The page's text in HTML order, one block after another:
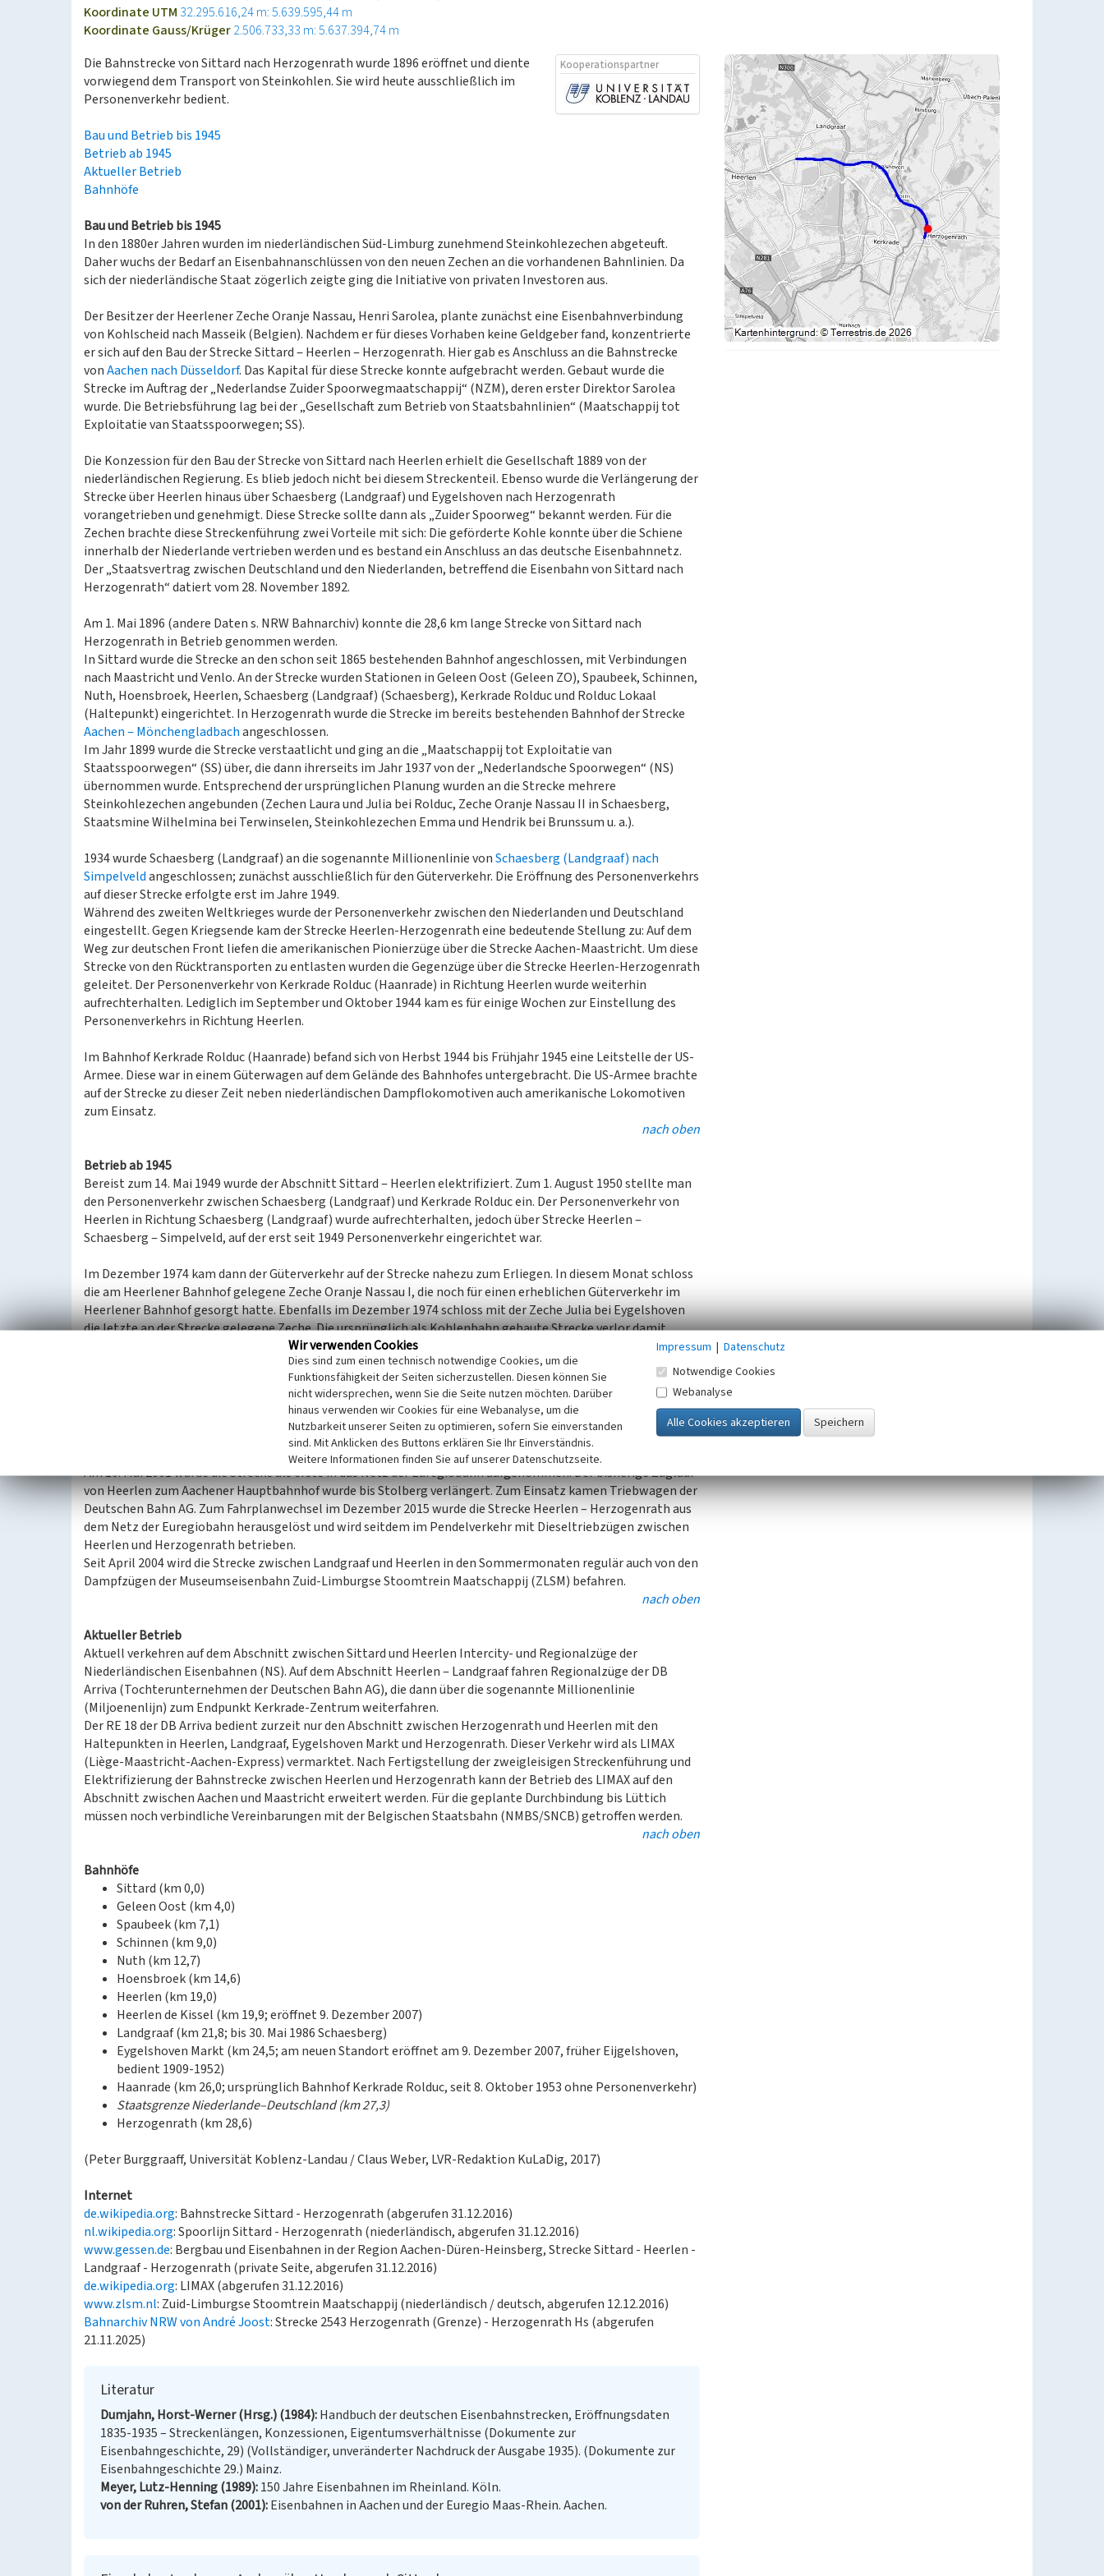
Koordinate UTM 32.295.616,24 m: 5.639.595,44 m
Koordinate Gauss/Krüger2.506.733,33 m: 5.637.394,74 m
Kooperationspartner
Die Bahnstrecke von Sittard nach Herzogenrath wurde 1896 eröffnet und diente
vorwiegend dem Transport von Steinkohlen. Sie wird heute ausschließlich im
Personenverkehr bedient.
Bau und Betrieb bis 1945
Betrieb ab 1945
Aktueller Betrieb
Bahnhöfe
Bau und Betrieb bis 1945
In den 1880er Jahren wurden im niederländischen Süd-Limburg zunehmend Steinkohlezechen abgeteuft.
Daher wuchs der Bedarf an Eisenbahnanschlüssen von den neuen Zechen an die vorhandenen Bahnlinien. Da
sich der niederländische Staat zögerlich zeigte ging die Initiative von privaten Investoren aus.
Der Besitzer der Heerlener Zeche Oranje Nassau, Henri Sarolea, plante zunächst eine Eisenbahnverbindung
von Kohlscheid nach Masseik (Belgien). Nachdem er für dieses Vorhaben keine Geldgeber fand, konzentrierte
er sich auf den Bau der Strecke Sittard ‒ Heerlen ‒ Herzogenrath. Hier gab es Anschluss an die Bahnstrecke
vonAachen nach Düsseldorf. Das Kapital für diese Strecke konnte aufgebracht werden. Gebaut wurde die
Strecke im Auftrag der „Nederlandse Zuider Spoorwegmaatschappij“ (NZM), deren erster Direktor Sarolea
wurde. Die Betriebsführung lag bei der „Gesellschaft zum Betrieb von Staatsbahnlinien“ (Maatschappij tot
Exploitatie van Staatsspoorwegen; SS).
Die Konzession für den Bau der Strecke von Sittard nach Heerlen erhielt die Gesellschaft 1889 von der
niederländischen Regierung. Es blieb jedoch nicht bei diesem Streckenteil. Ebenso wurde die Verlängerung der
Strecke über Heerlen hinaus über Schaesberg (Landgraaf) und Eygelshoven nach Herzogenrath
vorangetrieben und genehmigt. Diese Strecke sollte dann als „Zuider Spoorweg“ bekannt werden. Für die
Zechen brachte diese Streckenführung zwei Vorteile mit sich: Die geförderte Kohle konnte über die Schiene
innerhalb der Niederlande vertrieben werden und es bestand ein Anschluss an das deutsche Eisenbahnnetz.
Der „Staatsvertrag zwischen Deutschland und den Niederlanden, betreffend die Eisenbahn von Sittard nach
Herzogenrath“ datiert vom 28. November 1892.
Am 1. Mai 1896 (andere Daten s. NRW Bahnarchiv) konnte die 28,6 km lange Strecke von Sittard nach
Herzogenrath in Betrieb genommen werden.
In Sittard wurde die Strecke an den schon seit 1865 bestehenden Bahnhof angeschlossen, mit Verbindungen
nach Maastricht und Venlo. An der Strecke wurden Stationen in Geleen Oost (Geleen ZO), Spaubeek, Schinnen,
Nuth, Hoensbroek, Heerlen, Schaesberg (Landgraaf) (Schaesberg), Kerkrade Rolduc und Rolduc Lokaal
(Haltepunkt) eingerichtet. In Herzogenrath wurde die Strecke im bereits bestehenden Bahnhof der Strecke
Aachen ‒ Mönchengladbachangeschlossen.
Im Jahr 1899 wurde die Strecke verstaatlicht und ging an die „Maatschappij tot Exploitatie van
Staatsspoorwegen“ (SS) über, die dann ihrerseits im Jahr 1937 von der „Nederlandsche Spoorwegen“ (NS)
übernommen wurde. Entsprechend der ursprünglichen Planung wurden an die Strecke mehrere
Steinkohlezechen angebunden (Zechen Laura und Julia bei Rolduc, Zeche Oranje Nassau II in Schaesberg,
Staatsmine Wilhelmina bei Terwinselen, Steinkohlezechen Emma und Hendrik bei Brunssum u. a.).
1934 wurde Schaesberg (Landgraaf) an die sogenannte Millionenlinie vonSchaesberg (Landgraaf) nach
Simpelveldangeschlossen; zunächst ausschließlich für den Güterverkehr. Die Eröffnung des Personenverkehrs
auf dieser Strecke erfolgte erst im Jahre 1949.
Während des zweiten Weltkrieges wurde der Personenverkehr zwischen den Niederlanden und Deutschland
eingestellt. Gegen Kriegsende kam der Strecke Heerlen-Herzogenrath eine bedeutende Stellung zu: Auf dem
Weg zur deutschen Front liefen die amerikanischen Pionierzüge über die Strecke Aachen-Maastricht. Um diese
Strecke von den Rücktransporten zu entlasten wurden die Gegenzüge über die Strecke Heerlen-Herzogenrath
geleitet. Der Personenverkehr von Kerkrade Rolduc (Haanrade) in Richtung Heerlen wurde weiterhin
aufrechterhalten. Lediglich im September und Oktober 1944 kam es für einige Wochen zur Einstellung des
Personenverkehrs in Richtung Heerlen.
Im Bahnhof Kerkrade Rolduc (Haanrade) befand sich von Herbst 1944 bis Frühjahr 1945 eine Leitstelle der US-
Armee. Diese war in einem Güterwagen auf dem Gelände des Bahnhofes untergebracht. Die US-Armee brachte
auf der Strecke zu dieser Zeit neben niederländischen Dampflokomotiven auch amerikanische Lokomotiven
zum Einsatz.
nach oben
Betrieb ab 1945
Bereist zum 14. Mai 1949 wurde der Abschnitt Sittard ‒ Heerlen elektrifiziert. Zum 1. August 1950 stellte man
den Personenverkehr zwischen Schaesberg (Landgraaf) und Kerkrade Rolduc ein. Der Personenverkehr von
Heerlen in Richtung Schaesberg (Landgraaf) wurde aufrechterhalten, jedoch über Strecke Heerlen ‒
Schaesberg ‒ Simpelveld, auf der erst seit 1949 Personenverkehr eingerichtet war.
Im Dezember 1974 kam dann der Güterverkehr auf der Strecke nahezu zum Erliegen. In diesem Monat schloss
die am Heerlener Bahnhof gelegene Zeche Oranje Nassau I, die noch für einen erheblichen Güterverkehr im
Heerlener Bahnhof gesorgt hatte. Ebenfalls im Dezember 1974 schloss mit der Zeche Julia bei Eygelshoven
die letzte an der Strecke gelegene Zeche. Die ursprünglich als Kohlenbahn gebaute Strecke verlor damit
endgültig ihrer Bestimmung als Güterbahn.
Seit 1986 ist wurde der Abschnitt Heerlen ‒ Schaesberg (Gemeinde Landgraaf) ebenfalls elektrifiziert. Zum 31.
Mai 1992 kam wieder Personenverkehr auf die Strecke. Die bisherige regionale Verbindung zwischen
Deutschland und den Niederlanden im Personenverkehr auf der Strecke Aachen ‒ Maastricht wurde am
gleichen Tag aufgegeben. Stattdessen wurde der Verkehr von Aachen in die Niederlande nun über die Relation
Aachen ‒ Herzogenrath ‒ Landgraaf ‒ Heerlen abgewickelt.
Am 10. Mai 2001 wurde die Strecke als erste in das Netz der Euregiobahn aufgenommen. Der bisherige Zuglauf
von Heerlen zum Aachener Hauptbahnhof wurde bis Stolberg verlängert. Zum Einsatz kamen Triebwagen der
Deutschen Bahn AG. Zum Fahrplanwechsel im Dezember 2015 wurde die Strecke Heerlen – Herzogenrath aus
dem Netz der Euregiobahn herausgelöst und wird seitdem im Pendelverkehr mit Dieseltriebzügen zwischen
Heerlen und Herzogenrath betrieben.
Seit April 2004 wird die Strecke zwischen Landgraaf und Heerlen in den Sommermonaten regulär auch von den
Dampfzügen der Museumseisenbahn Zuid-Limburgse Stoomtrein Maatschappij (ZLSM) befahren.
nach oben
Aktueller Betrieb
Aktuell verkehren auf dem Abschnitt zwischen Sittard und Heerlen Intercity- und Regionalzüge der
Niederländischen Eisenbahnen (NS). Auf dem Abschnitt Heerlen ‒ Landgraaf fahren Regionalzüge der DB
Arriva (Tochterunternehmen der Deutschen Bahn AG), die dann über die sogenannte Millionenlinie
(Miljoenenlijn) zum Endpunkt Kerkrade-Zentrum weiterfahren.
Der RE 18 der DB Arriva bedient zurzeit nur den Abschnitt zwischen Herzogenrath und Heerlen mit den
Haltepunkten in Heerlen, Landgraaf, Eygelshoven Markt und Herzogenrath. Dieser Verkehr wird als LIMAX
(Liège-Maastricht-Aachen-Express) vermarktet. Nach Fertigstellung der zweigleisigen Streckenführung und
Elektrifizierung der Bahnstrecke zwischen Heerlen und Herzogenrath kann der Betrieb des LIMAX auf den
Abschnitt zwischen Aachen und Maastricht erweitert werden. Für die geplante Durchbindung bis Lüttich
müssen noch verbindliche Vereinbarungen mit der Belgischen Staatsbahn (NMBS/SNCB) getroffen werden.
nach oben
Bahnhöfe
Sittard (km 0,0)
Geleen Oost (km 4,0)
Spaubeek (km 7,1)
Schinnen (km 9,0)
Nuth (km 12,7)
Hoensbroek (km 14,6)
Heerlen (km 19,0)
Heerlen de Kissel (km 19,9; eröffnet 9. Dezember 2007)
Landgraaf (km 21,8; bis 30. Mai 1986 Schaesberg)
Eygelshoven Markt (km 24,5; am neuen Standort eröffnet am 9. Dezember 2007, früher Eijgelshoven,
bedient 1909-1952)
Haanrade (km 26,0; ursprünglich Bahnhof Kerkrade Rolduc, seit 8. Oktober 1953 ohne Personenverkehr)
Staatsgrenze Niederlande–Deutschland (km 27,3)
Herzogenrath (km 28,6)
(Peter Burggraaff, Universität Koblenz-Landau / Claus Weber, LVR-Redaktion KuLaDig, 2017)
Internet
de.wikipedia.org: Bahnstrecke Sittard - Herzogenrath (abgerufen 31.12.2016)
nl.wikipedia.org: Spoorlijn Sittard - Herzogenrath (niederländisch, abgerufen 31.12.2016)
www.gessen.de: Bergbau und Eisenbahnen in der Region Aachen-Düren-Heinsberg, Strecke Sittard - Heerlen -
Landgraaf - Herzogenrath (private Seite, abgerufen 31.12.2016)
de.wikipedia.org: LIMAX (abgerufen 31.12.2016)
www.zlsm.nl: Zuid-Limburgse Stoomtrein Maatschappij (niederländisch / deutsch, abgerufen 12.12.2016)
Bahnarchiv NRW von André Joost: Strecke 2543 Herzogenrath (Grenze) - Herzogenrath Hs (abgerufen
21.11.2025)
Literatur
Dumjahn, Horst-Werner (Hrsg.) (1984) Handbuch der deutschen Eisenbahnstrecken, Eröffnungsdaten
1835-1935 – Streckenlängen, Konzessionen, Eigentumsverhältnisse (Dokumente zur
Eisenbahngeschichte, 29) (Vollständiger, unveränderter Nachdruck der Ausgabe 1935). (Dokumente zur
Eisenbahngeschichte 29.) Mainz.
Meyer, Lutz-Henning (1989) 150 Jahre Eisenbahnen im Rheinland. Köln.
von der Ruhren, Stefan (2001) Eisenbahnen in Aachen und der Euregio Maas-Rhein. Aachen.
Wir verwenden Cookies
Dies sind zum einen technisch notwendige Cookies, um die
Funktionsfähigkeit der Seiten sicherzustellen. Diesen können Sie
nicht widersprechen, wenn Sie die Seite nutzen möchten. Darüber
hinaus verwenden wir Cookies für eine Webanalyse, um die
Nutzbarkeit unserer Seiten zu optimieren, sofern Sie einverstanden
sind. Mit Anklicken des Buttons erklären Sie Ihr Einverständnis.
Weitere Informationen finden Sie auf unserer Datenschutzseite.
Impressum | Datenschutz
Notwendige Cookies
Webanalyse